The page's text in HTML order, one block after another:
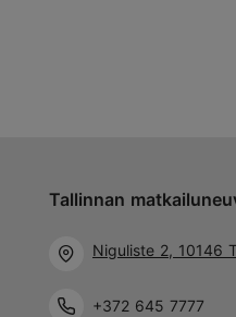
Tallinnan
Niguliste 2, 10146
+372 645 7777